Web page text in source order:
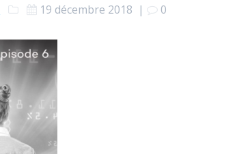
19 décembre 2018 | 0